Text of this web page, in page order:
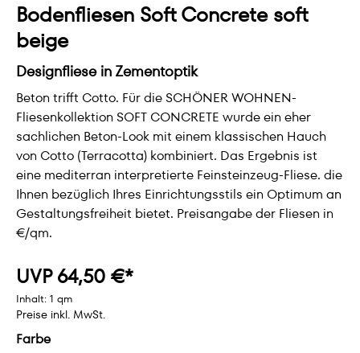
Bodenfliesen Soft Concrete soft
beige
Designfliese in Zementoptik
Beton trifft Cotto. Für die SCHÖNER WOHNEN-
Fliesenkollektion SOFT CONCRETE wurde ein eher
sachlichen Beton-Look mit einem klassischen Hauch
von Cotto (Terracotta) kombiniert. Das Ergebnis ist
eine mediterran interpretierte Feinsteinzeug-Fliese. die
Ihnen bezüglich Ihres Einrichtungsstils ein Optimum an
Gestaltungsfreiheit bietet. Preisangabe der Fliesen in
€/qm.
UVP 64,50 €*
Inhalt: 1 qm
Preise inkl. MwSt.
Farbe